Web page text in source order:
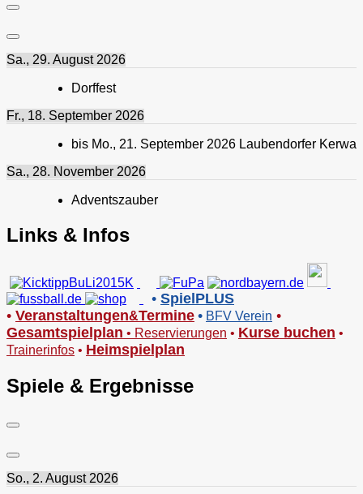
Sa., 29. August 2026
Dorffest
Fr., 18. September 2026
bis Mo., 21. September 2026 Laubendorfer Kerwa
Sa., 28. November 2026
Adventszauber
Links & Infos
• SpielPLUS
• Veranstaltungen&Termine • BFV Verein •
Gesamtspielplan • Reservierungen • Kurse buchen •
Trainerinfos • Heimspielplan
Spiele & Ergebnisse
So., 2. August 2026